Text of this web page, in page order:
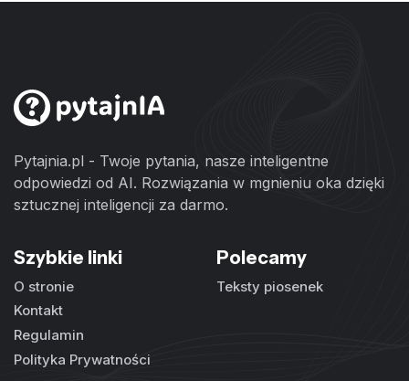
Pytajnia.pl - Twoje pytania, nasze inteligentne
odpowiedzi od AI. Rozwiązania w mgnieniu oka dzięki
sztucznej inteligencji za darmo.
Szybkie linki
O stronie
Kontakt
Regulamin
Polityka Prywatności
Polecamy
Teksty piosenek